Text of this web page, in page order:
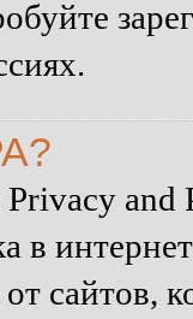
в
сайтов,